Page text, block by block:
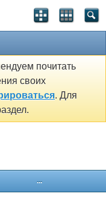
почитать
своих
. Для
...